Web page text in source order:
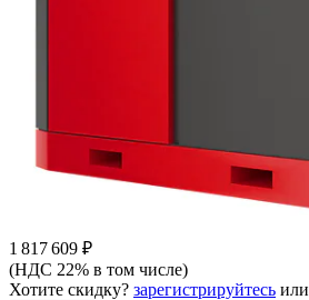
1 817 609 ₽
(НДС 22% в том числе)
Хотите скидку? зарегистрируйтесь или